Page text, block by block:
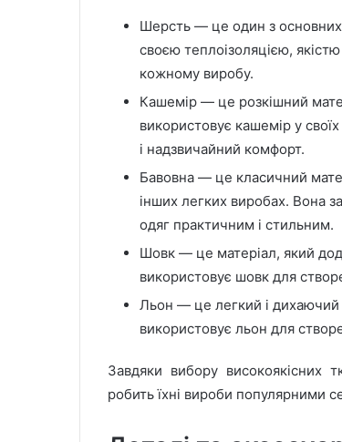
Шерсть — це один з основних
своєю теплоізоляцією,
кожному виробу.
Кашемір — це розкішний
використовує кашемір у
і надзвичайний комфорт.
Бавовна — це класичний
інших легких виробах. Вона
одяг практичним і стильним.
Шовк — це матеріал, який
використовує шовк для
Льон — це легкий і дихаючий
використовує льон для
Завдяки вибору високоякісних
робить їхні вироби популярними